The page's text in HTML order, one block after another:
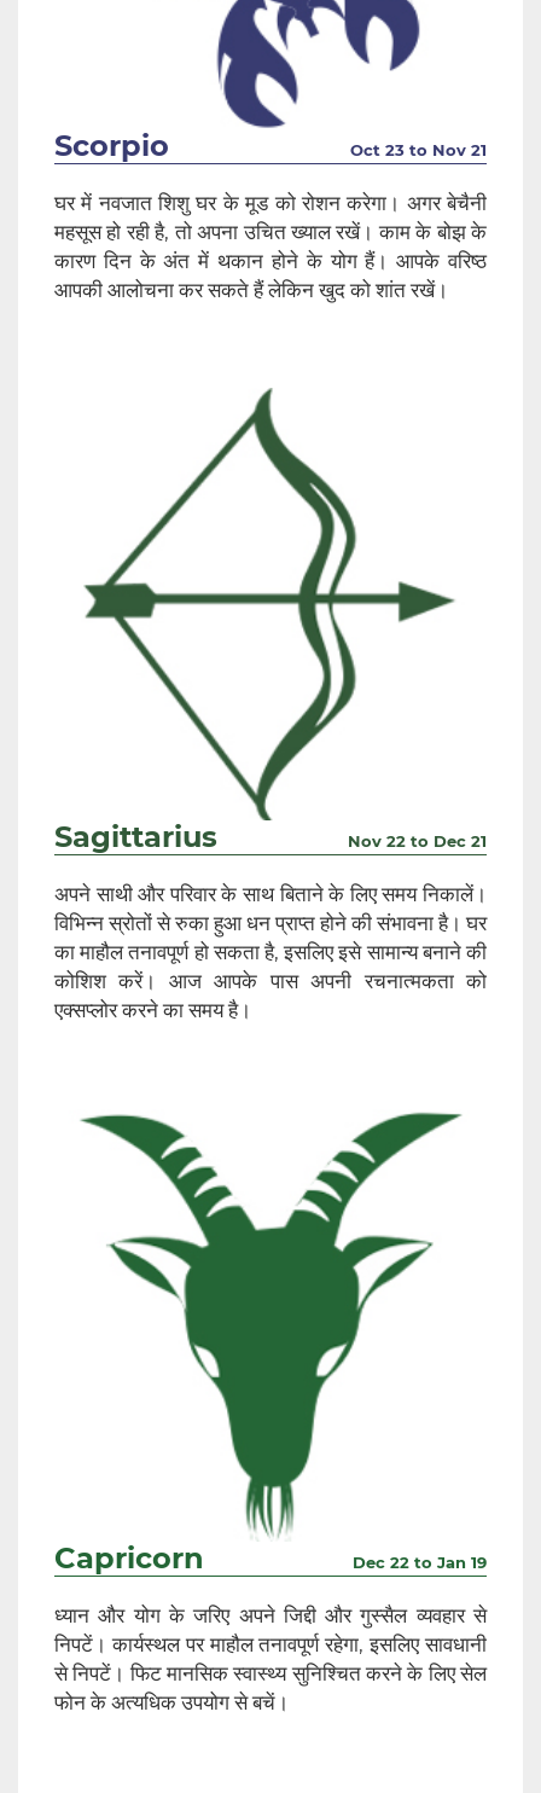
Scorpio Oct 23 to Nov 21
घर में नवजात शिशु घर के मूड को रोशन करेगा। अगर बेचैनी
महसूस हो रही है, तो अपना उचित ख्याल रखें। काम के बोझ के
कारण दिन के अंत में थकान होने के योग हैं। आपके वरिष्ठ
आपकी आलोचना कर सकते हैं लेकिन खुद को शांत रखें।
Sagittarius Nov 22 to Dec 21
अपने साथी और परिवार के साथ बिताने के लिए समय निकालें।
विभिन्न स्रोतों से रुका हुआ धन प्राप्त होने की संभावना है। घर
का माहौल तनावपूर्ण हो सकता है, इसलिए इसे सामान्य बनाने की
कोशिश करें। आज आपके पास अपनी रचनात्मकता को
एक्सप्लोर करने का समय है।
Capricorn Dec 22 to Jan 19
ध्यान और योग के जरिए अपने जिद्दी और गुस्सैल व्यवहार से
निपटें। कार्यस्थल पर माहौल तनावपूर्ण रहेगा, इसलिए सावधानी
से निपटें। फिट मानसिक स्वास्थ्य सुनिश्चित करने के लिए सेल
फोन के अत्यधिक उपयोग से बचें।